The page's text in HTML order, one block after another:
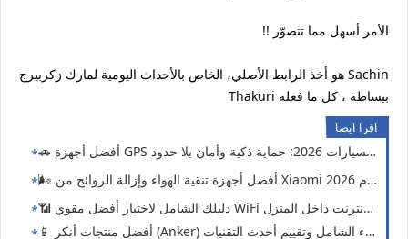
!! الأمر أسهل مما تتصوّر
هو أخذ الرابط الأصلي، الخاص بالأحداث اليومية لمارك زكربيرج Sachin
Thakuri ببساطة ، كل ما فعله
اقرا ايضا